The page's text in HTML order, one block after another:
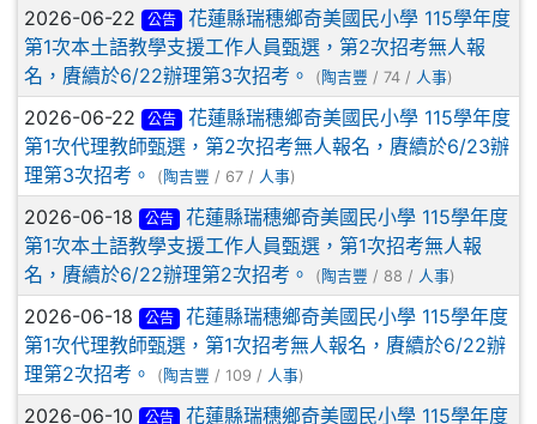
2026-06-22 公告
花蓮縣瑞穗鄉奇美國民小學 115學年度
第1次本土語教學支援工作人員甄選，第2次招考無人報
名，賡續於6/22辦理第3次招考。
( 陶吉豐 / 74 / 人事)
2026-06-22 公告
花蓮縣瑞穗鄉奇美國民小學 115學年度
第1次代理教師甄選，第2次招考無人報名，賡續於6/23辦
理第3次招考。
( 陶吉豐 / 67 / 人事)
2026-06-18 公告
花蓮縣瑞穗鄉奇美國民小學 115學年度
第1次本土語教學支援工作人員甄選，第1次招考無人報
名，賡續於6/22辦理第2次招考。
( 陶吉豐 / 88 / 人事)
2026-06-18 公告
花蓮縣瑞穗鄉奇美國民小學 115學年度
第1次代理教師甄選，第1次招考無人報名，賡續於6/22辦
理第2次招考。
( 陶吉豐 / 109 / 人事)
2026-06-10 公告
花蓮縣瑞穗鄉奇美國民小學 115學年度